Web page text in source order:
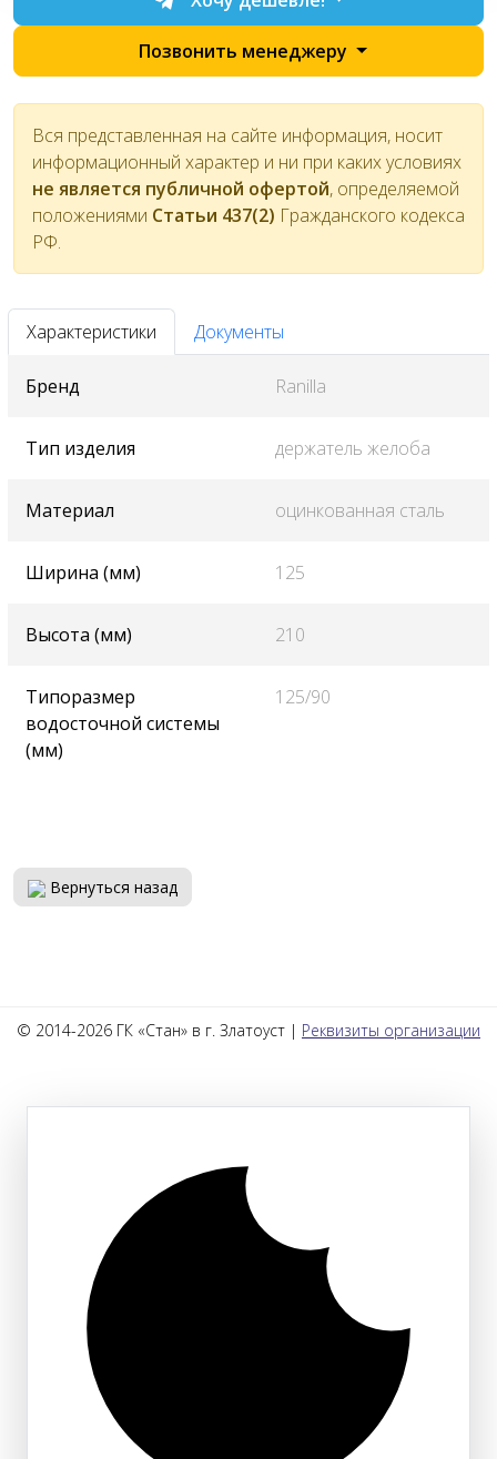
Позвонить менеджеру
Вся представленная на сайте информация, носит
информационный характер и ни при каких условиях
не является публичной офертой, определяемой
положениями Статьи 437(2) Гражданского кодекса
РФ.
Характеристики Документы
Бренд Ranilla
Тип изделия держатель желоба
Материал оцинкованная сталь
Ширина (мм) 125
Высота (мм) 210
Типоразмер
водосточной системы
(мм)
125/90
Вернуться назад
© 2014-2026 ГК «Стан» в г. Златоуст | Реквизиты организации